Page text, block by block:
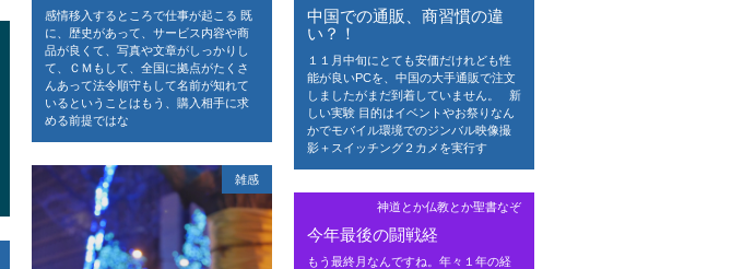
中国での通販、商習慣の違
い？！
１１月中旬にとても安価だけれども性
能が良いPCを、中国の大手通販で注文
しましたがまだ到着していません。 新
しい実験 目的はイベントやお祭りなん
かでモバイル環境でのジンバル映像撮
影＋スイッチング２カメを実行す
感情移入するところで仕事が起こる 既
に、歴史があって、サービス内容や商
品が良くて、写真や文章がしっかりし
て、ＣＭもして、全国に拠点がたくさ
んあって法令順守もして名前が知れて
いるということはもう、購入相手に求
める前提ではな
雑感
神道とか仏教とか聖書なぞ
今年最後の闘戦経
もう最終月なんですね。年々１年の経